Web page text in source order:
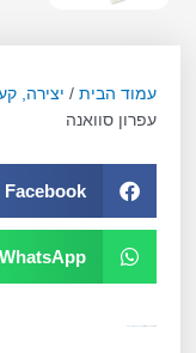
עמוד הבית / יצירה,
עפרון סוואנה
Facebook
WhatsApp